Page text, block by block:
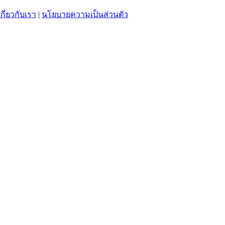
กี่ยวกับเรา | นโยบายความเป็นส่วนตัว